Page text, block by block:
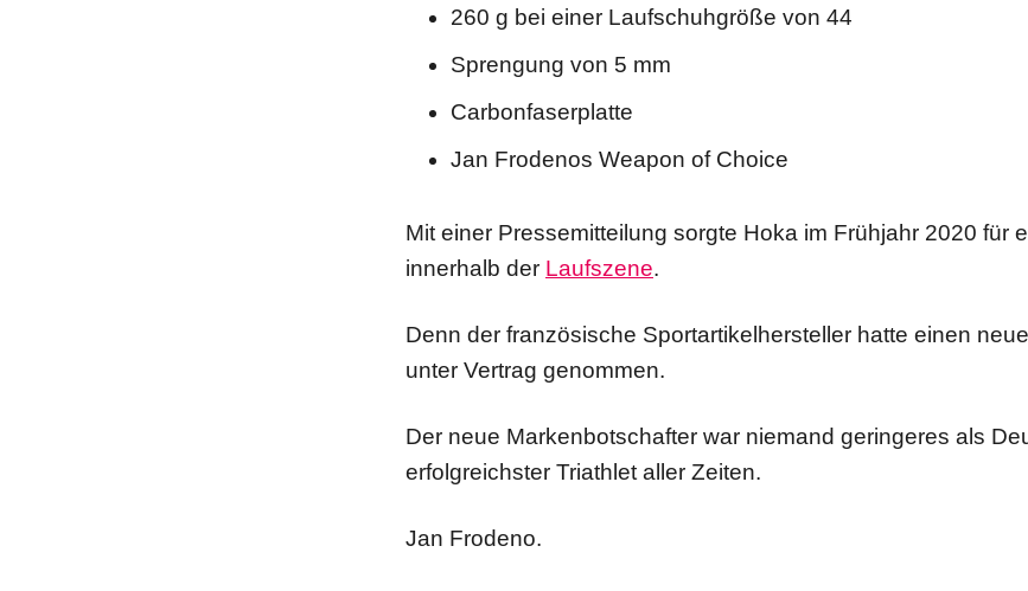
260 g bei einer Laufschuhgröße von 44
Sprengung von 5 mm
Carbonfaserplatte
Jan Frodenos Weapon of Choice
Mit einer Pressemitteilung sorgte Hoka im Frühjahr 2020 für
innerhalb der Laufszene.
Denn der französische Sportartikelhersteller hatte einen
unter Vertrag genommen.
Der neue Markenbotschafter war niemand geringeres als
erfolgreichster Triathlet aller Zeiten.
Jan Frodeno.